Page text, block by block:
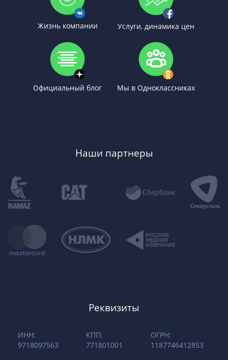
Жизнь компании Услуги, динамика цен
Официальный блог Мы в Одноклассниках
Наши партнеры
Реквизиты
ИНН:
9718097563
КПП:
771801001
ОГРН:
1187746412853